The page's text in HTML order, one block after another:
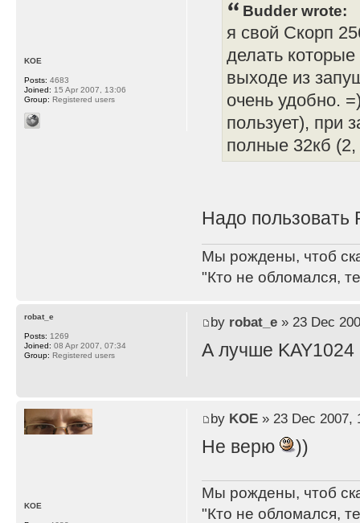
Budder wrote:
я свой Скорп
делать
выходе из
очень удобно.
пользует), при
полные 32кб
Надо пользовать
Мы рождены, чтоб
"Кто не обломался,
KOE
Posts: 4683
Joined: 15 Apr 2007, 13:06
Group: Registered users
by robat_e» 23 Dec
А лучше
robat_e
Posts: 1269
Joined: 08 Apr 2007, 07:34
Group: Registered users
by KOE» 23 Dec 2007,
Не верю ))
Мы рождены, чтоб
"Кто не обломался,
KOE